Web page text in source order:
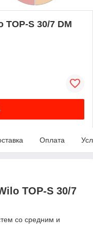
S 30/7 DM
Оплата
TOP-S 30/7
со средним и